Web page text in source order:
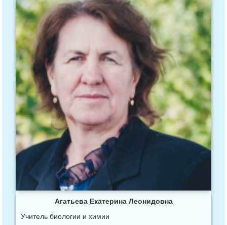
Агатьева Екатерина Леонидовна
Учитель биологии и химии